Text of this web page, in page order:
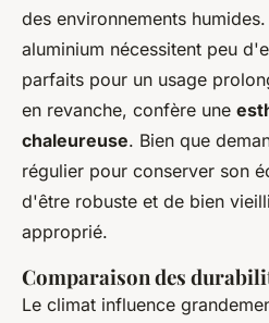
des environnements
aluminium nécessitent peu
parfaits pour un usage
en revanche, confère une
chaleureuse. Bien que
régulier pour conserver son
d'être robuste et de bien
approprié.
Comparaison des
Le climat influence